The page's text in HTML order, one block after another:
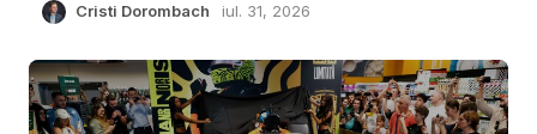
Cristi Dorombach iul. 31, 2026